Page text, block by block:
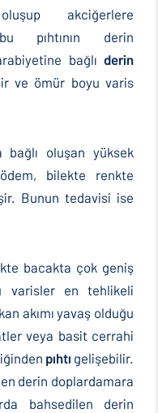
akciğerlere
pıhtının derin
bağlı derin
ve ömür boyu varis
bağlı oluşan yüksek
bilekte renkte
Bunun tedavisi ise
bacakta çok geniş
varisler en tehlikeli
akımı yavaş olduğu
veya basit cerrahi
pıhtı gelişebilir.
derin doplardamara
bahsedilen derin